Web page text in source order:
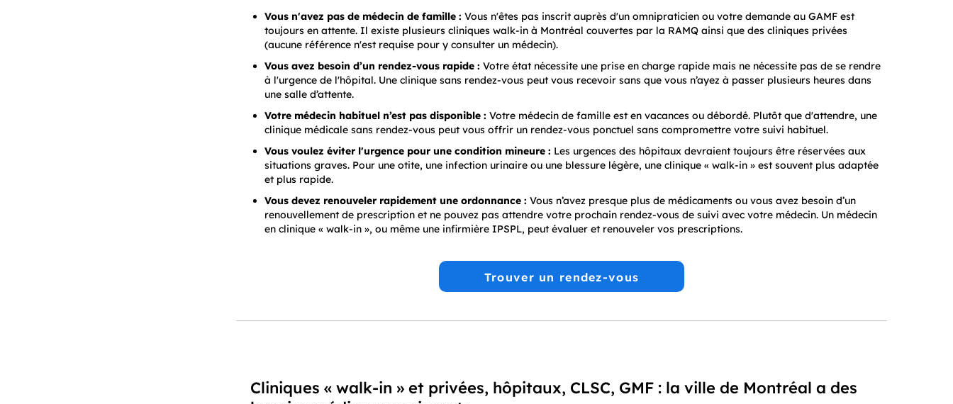
Vous n'avez pas de médecin de famille : Vous n'êtes pas inscrit auprès d'un omnipraticien ou votre demande au GAMF est
toujours en attente. Il existe plusieurs cliniques walk-in à Montréal couvertes par la RAMQ ainsi que des cliniques privées
(aucune référence n'est requise pour y consulter un médecin).
Vous avez besoin d’un rendez-vous rapide : Votre état nécessite une prise en charge rapide mais ne nécessite pas de se rendre
à l'urgence de l'hôpital. Une clinique sans rendez-vous peut vous recevoir sans que vous n’ayez à passer plusieurs heures dans
une salle d’attente.
Votre médecin habituel n’est pas disponible : Votre médecin de famille est en vacances ou débordé. Plutôt que d'attendre, une
clinique médicale sans rendez-vous peut vous offrir un rendez-vous ponctuel sans compromettre votre suivi habituel.
Vous voulez éviter l'urgence pour une condition mineure : Les urgences des hôpitaux devraient toujours être réservées aux
situations graves. Pour une otite, une infection urinaire ou une blessure légère, une clinique « walk-in » est souvent plus adaptée
et plus rapide.
Vous devez renouveler rapidement une ordonnance : Vous n’avez presque plus de médicaments ou vous avez besoin d’un
renouvellement de prescription et ne pouvez pas attendre votre prochain rendez-vous de suivi avec votre médecin. Un médecin
en clinique « walk-in », ou même une infirmière IPSPL, peut évaluer et renouveler vos prescriptions.
Trouver un rendez-vous
Cliniques « walk-in » et privées, hôpitaux, CLSC, GMF : la ville de Montréal a des